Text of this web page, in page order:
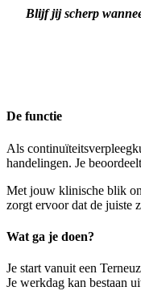
Blijf jij scherp
De functie
Als
handelingen. Je
Met jouw klinische blik
zorgt ervoor dat de juiste
Wat ga je doen?
Je start vanuit een
Je werkdag kan bestaan